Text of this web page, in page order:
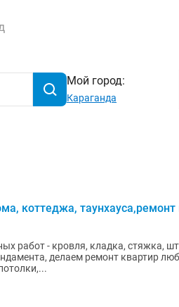
Мой город:
Караганда
коттеджа,
работ - кровля, кладка, стяжка,
делаем ремонт квартир